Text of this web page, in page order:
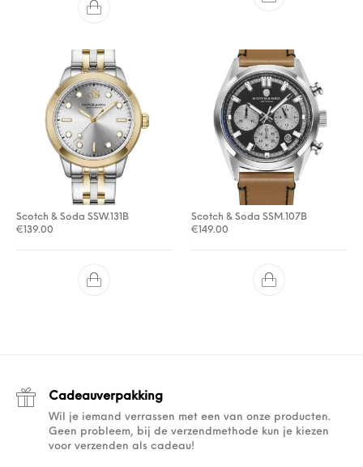
Scotch & Soda SSW.131B
€139.00
Scotch & Soda SSM.107B
€149.00
Cadeauverpakking
Wil je iemand verrassen met een van onze producten.
Geen probleem, bij de verzendmethode kun je kiezen
voor verzenden als cadeau!